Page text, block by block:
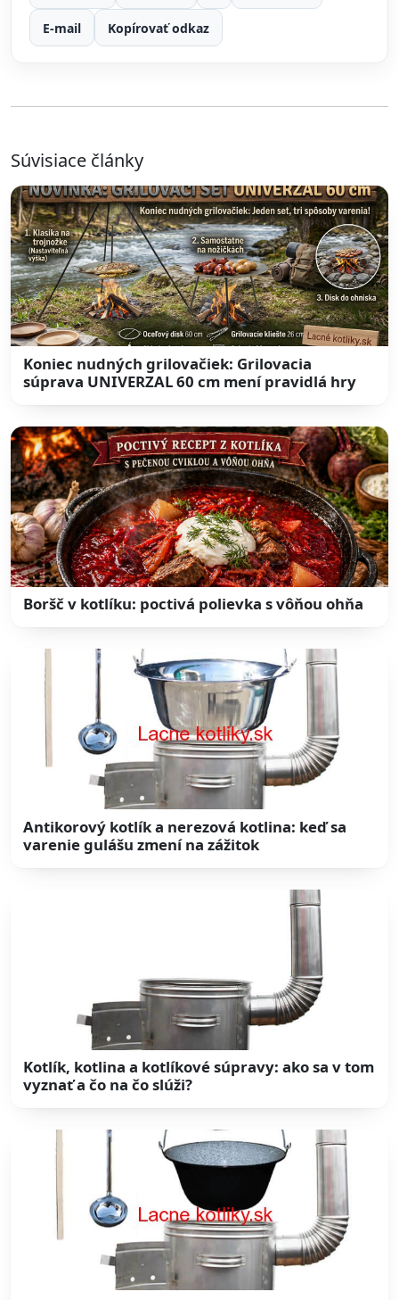
E-mail Kopírovať odkaz
Súvisiace články
Koniec nudných grilovačiek: Grilovacia
súprava UNIVERZAL 60 cm mení pravidlá hry
Boršč v kotlíku: poctivá polievka s vôňou ohňa
Antikorový kotlík a nerezová kotlina: keď sa
varenie gulášu zmení na zážitok
Kotlík, kotlina a kotlíkové súpravy: ako sa v tom
vyznať a čo na čo slúži?